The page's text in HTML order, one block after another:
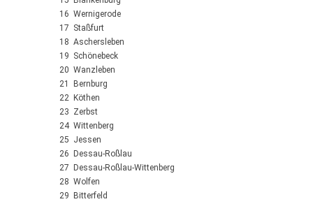
16 Wernigerode
17 Staßfurt
18 Aschersleben
19 Schönebeck
20 Wanzleben
21 Bernburg
22 Köthen
23 Zerbst
24 Wittenberg
25 Jessen
26 Dessau-Roßlau
27 Dessau-Roßlau-Wittenberg
28 Wolfen
29 Bitterfeld